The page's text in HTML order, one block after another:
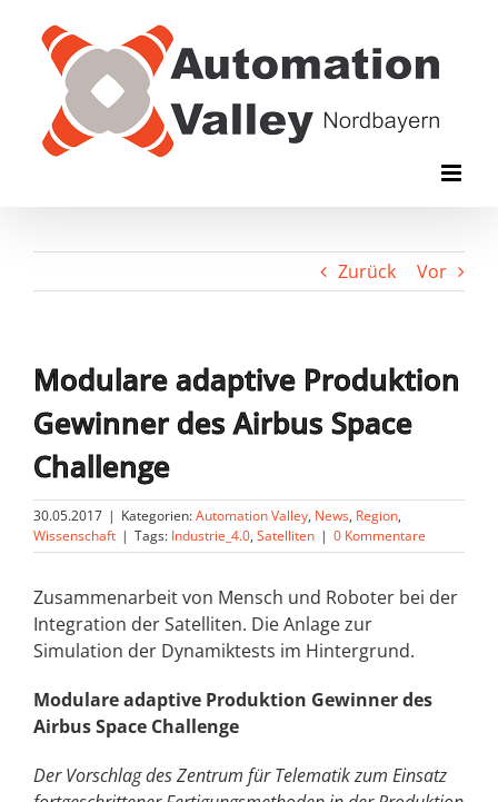
Inhalt
springen
Zurück Vor
Modulare adaptive Produktion
Gewinner des Airbus Space
Challenge
30.05.2017 | Kategorien:Automation Valley, News, Region,
Wissenschaft | Tags: Industrie_4.0, Satelliten | 0 Kommentare
Zusammenarbeit von Mensch und Roboter bei der
Integration der Satelliten. Die Anlage zur
Simulation der Dynamiktests im Hintergrund.
Modulare adaptive Produktion Gewinner des
Airbus Space Challenge
Der Vorschlag des Zentrum für Telematik zum Einsatz